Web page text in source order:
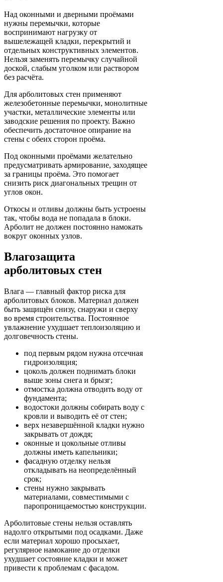
Над оконными и дверными проёмами
нужны перемычки, которые
воспринимают нагрузку от
вышележащей кладки, перекрытий и
отдельных конструктивных элементов.
Нельзя заменять перемычку случайной
доской, слабым уголком или раствором
без расчёта.
Для арболитовых стен применяют
железобетонные перемычки, монолитные
участки, металлические элементы или
заводские решения по проекту. Важно
обеспечить достаточное опирание на
стены с обеих сторон проёма.
Под оконными проёмами желательно
предусматривать армирование, заходящее
за границы проёма. Это помогает
снизить риск диагональных трещин от
углов окон.
Откосы и отливы должны быть устроены
так, чтобы вода не попадала в блоки.
Арболит не должен постоянно намокать
вокруг оконных узлов.
Влагозащита
арболитовых стен
Влага — главный фактор риска для
арболитовых блоков. Материал должен
быть защищён снизу, снаружи и сверху
во время строительства. Постоянное
увлажнение ухудшает теплоизоляцию и
долговечность стены.
под первым рядом нужна отсечная
гидроизоляция;
цоколь должен поднимать блоки
выше зоны снега и брызг;
отмостка должна отводить воду от
фундамента;
водостоки должны собирать воду с
кровли и выводить её от стен;
верх незавершённой кладки нужно
закрывать от дождя;
оконные и цокольные отливы
должны иметь капельники;
фасадную отделку нельзя
откладывать на неопределённый
срок;
стены нужно закрывать
материалами, совместимыми с
паропроницаемостью конструкции.
Арболитовые стены нельзя оставлять
надолго открытыми под осадками. Даже
если материал хорошо просыхает,
регулярное намокание до отделки
ухудшает состояние кладки и может
привести к проблемам с фасадом.